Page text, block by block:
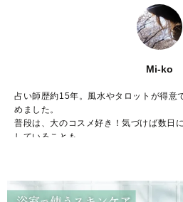
Mi-ko
占い師歴約15年。風水やタロットが得意
めました。
普段は、大のコスメ好き！気づけば数日
していることも……。
ストレスが多い今の時代……癒やしが欲
りした海辺の街からみなさんの心を少し